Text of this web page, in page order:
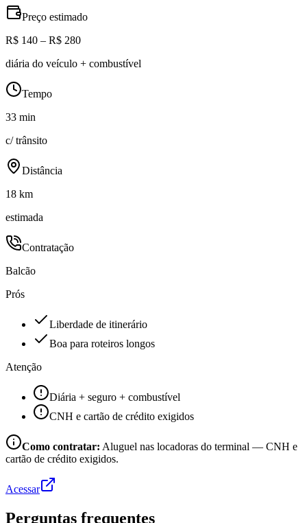
Preço estimado
R$ 140 – R$ 280
diária do veículo + combustível
Tempo
33 min
c/ trânsito
Distância
18 km
estimada
Contratação
Balcão
Prós
Liberdade de itinerário
Boa para roteiros longos
Atenção
Diária + seguro + combustível
CNH e cartão de crédito exigidos
Como contratar: Aluguel nas locadoras do terminal — CNH e
cartão de crédito exigidos.
Acessar
Perguntas frequentes